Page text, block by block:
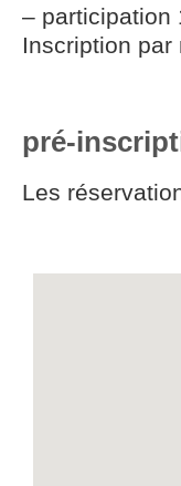
– participation
Inscription
pré-
Les